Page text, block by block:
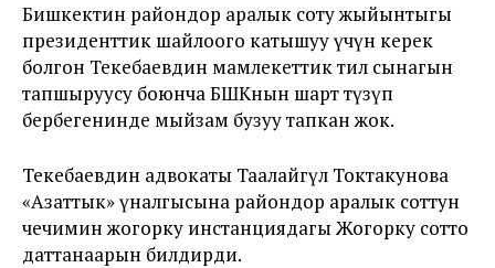
Бишкектин райондор аралык соту жыйынтыгы
президенттик шайлоого катышуу үчүн керек
болгон Текебаевдин мамлекеттик тил сынагын
тапшыруусу боюнча БШКнын шарт түзүп
бербегенинде мыйзам бузуу тапкан жок.
Текебаевдин адвокаты Таалайгүл Токтакунова
«Азаттык» үналгысына райондор аралык соттун
чечимин жогорку инстанциядагы Жогорку сотто
даттанаарын билдирди.